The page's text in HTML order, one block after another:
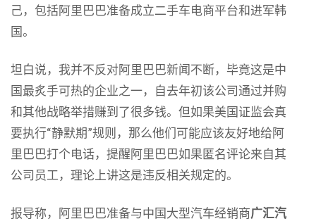
己，包括阿里巴巴准备成立二手车电商平台和进军韩
国。
坦白说，我并不反对阿里巴巴新闻不断，毕竟这是中
国最炙手可热的企业之一，自去年初该公司通过并购
和其他战略举措赚到了很多钱。但如果美国证监会真
要执行“静默期”规则，那么他们可能应该友好地给阿
里巴巴打个电话，提醒阿里巴巴如果匿名评论来自其
公司员工，理论上讲这是违反相关规定的。
报导称，阿里巴巴准备与中国大型汽车经销商广汇汽